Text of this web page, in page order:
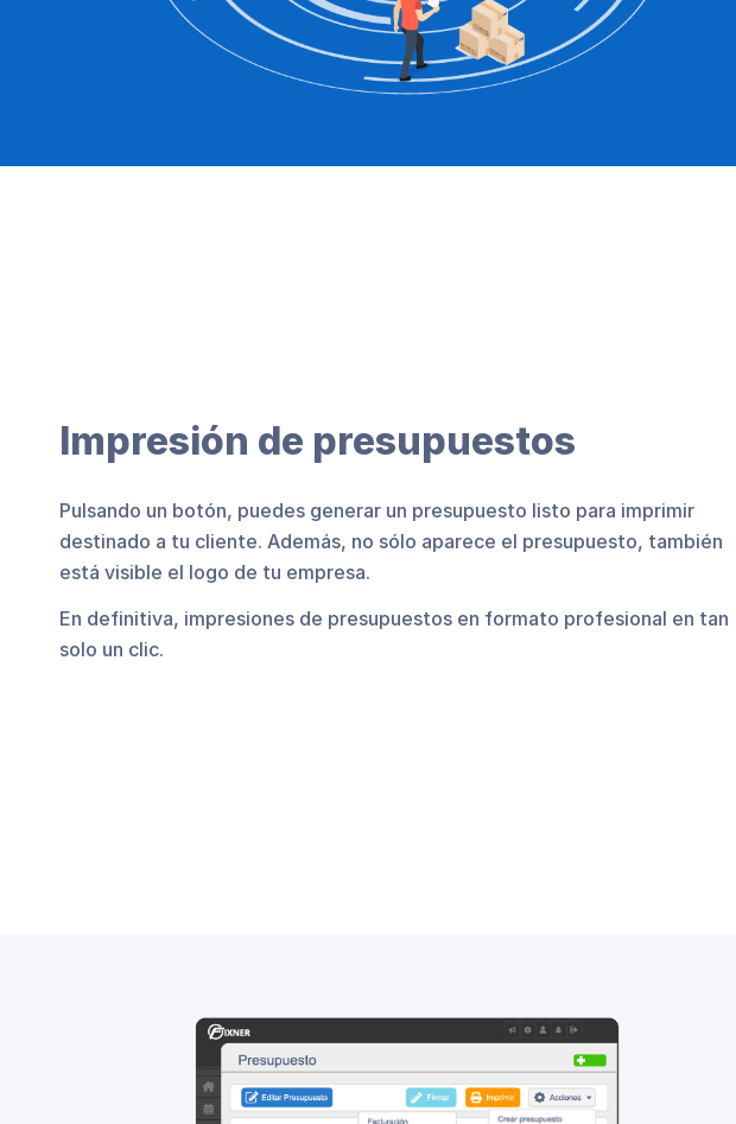
Impresión de presupuestos
Pulsando un botón, puedes generar un presupuesto listo para imprimir
destinado a tu cliente. Además, no sólo aparece el presupuesto, también
está visible el logo de tu empresa.
En definitiva, impresiones de presupuestos en formato profesional en tan
solo un clic.